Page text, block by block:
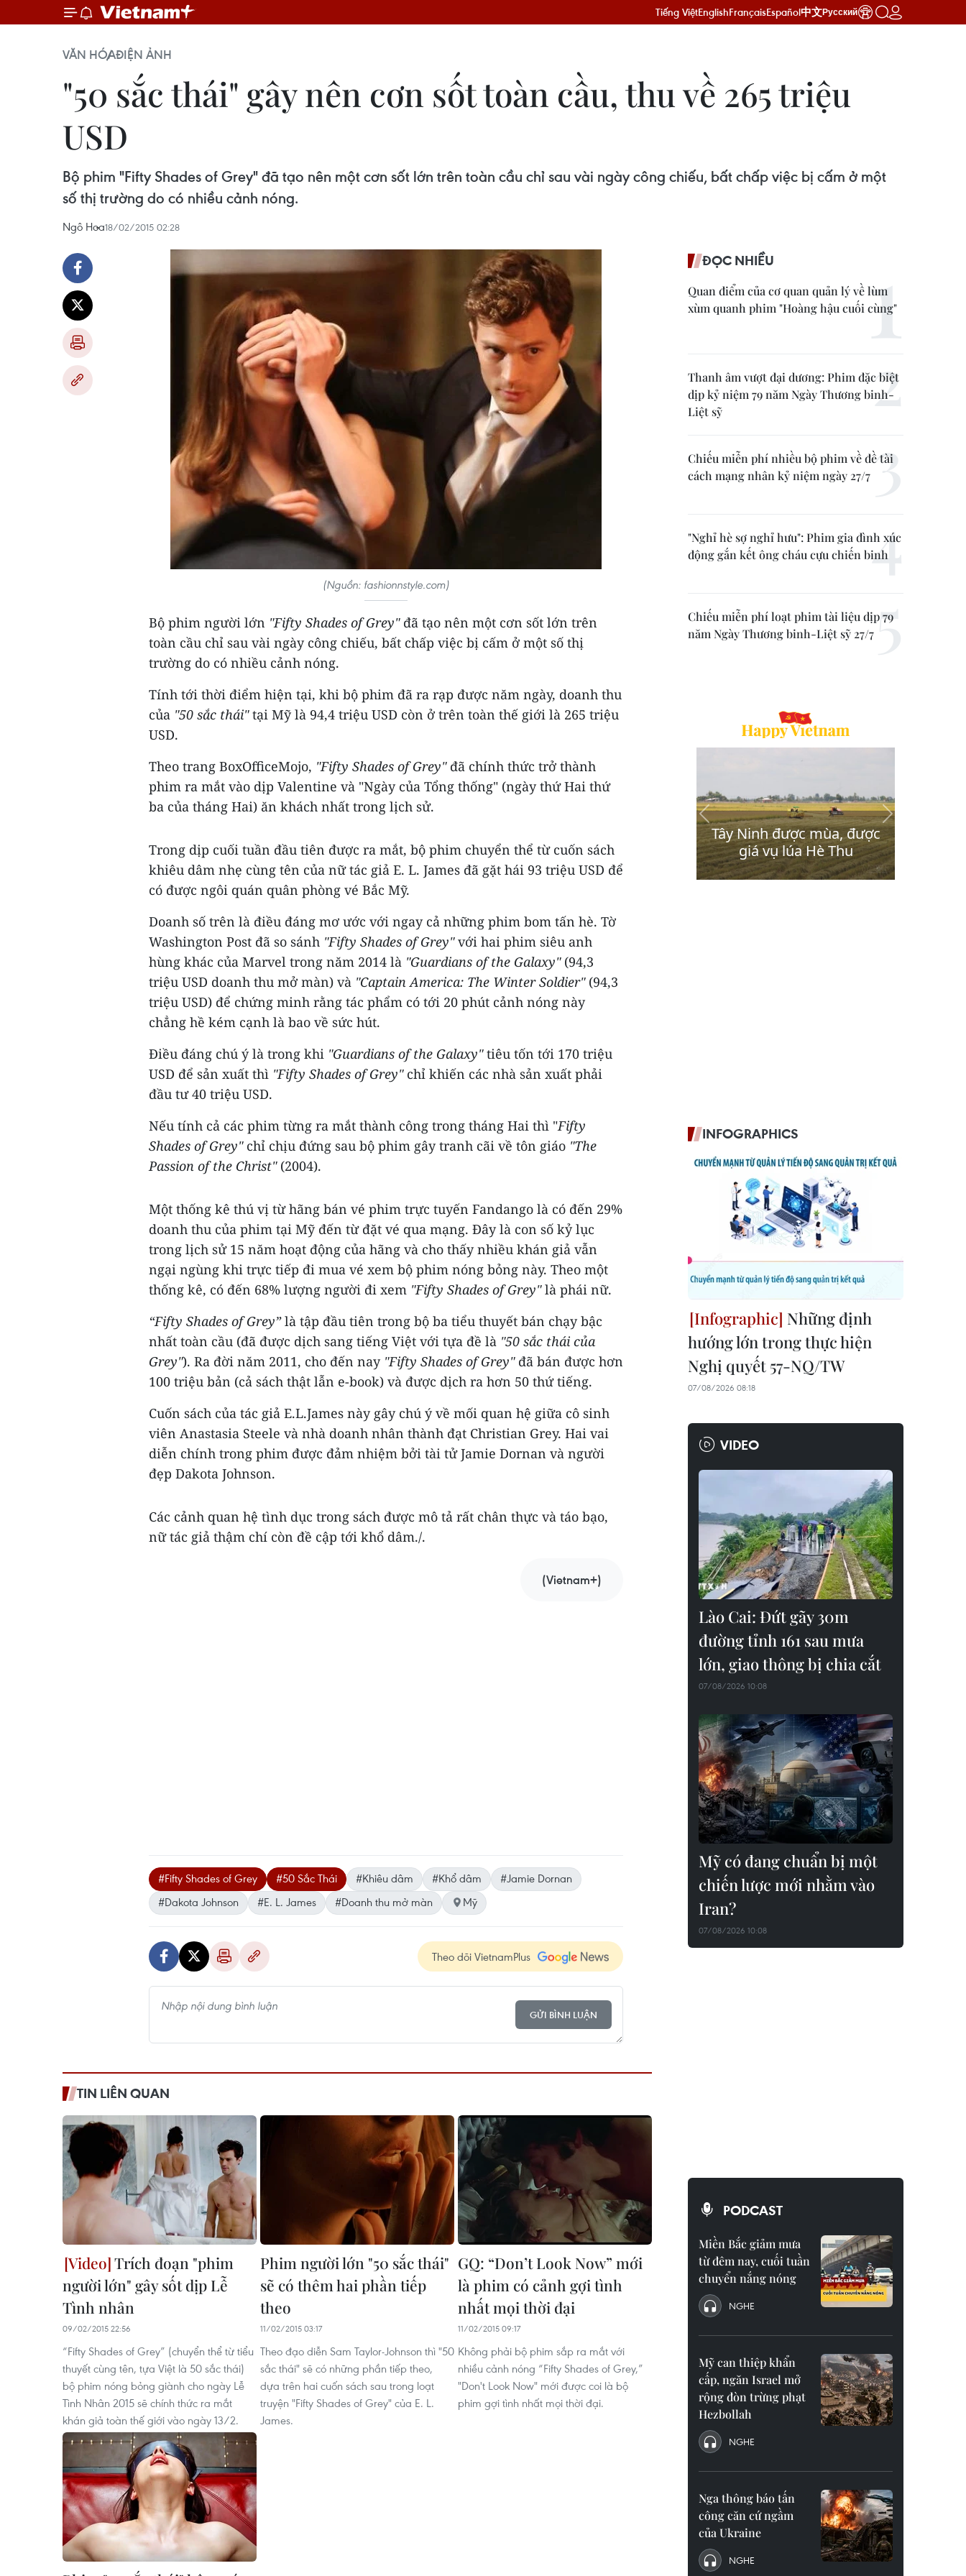
Tiếng ViệtEnglishFrançaisEspañol中文Русский
VĂN HÓAĐIỆN ẢNH
"50 sắc thái" gây nên cơn sốt toàn cầu, thu về 265 triệu
USD
Bộ phim "Fifty Shades of Grey" đã tạo nên một cơn sốt lớn trên toàn cầu chỉ sau vài ngày công chiếu, bất chấp việc bị cấm ở một
số thị trường do có nhiều cảnh nóng.
Ngô Hoa18/02/2015 02:28
(Nguồn: fashionnstyle.com)
Bộ phim người lớn "Fifty Shades of Grey"đã tạo nên một cơn sốt lớn trên
toàn cầu chỉ sau vài ngày công chiếu, bất chấp việc bị cấm ở một số thị
trường do có nhiều cảnh nóng.
Tính tới thời điểm hiện tại, khi bộ phim đã ra rạp được năm ngày, doanh thu
của "50 sắc thái"tại Mỹ là 94,4 triệu USD còn ở trên toàn thế giới là 265 triệu
USD.
Theo trang BoxOfficeMojo, "Fifty Shades of Grey"đã chính thức trở thành
phim ra mắt vào dịp Valentine và "Ngày của Tổng thống" (ngày thứ Hai thứ
ba của tháng Hai) ăn khách nhất trong lịch sử.
Trong dịp cuối tuần đầu tiên được ra mắt, bộ phim chuyển thể từ cuốn sách
khiêu dâm nhẹ cùng tên của nữ tác giả E. L. James đã gặt hái 93 triệu USD để
có được ngôi quán quân phòng vé Bắc Mỹ.
Doanh số trên là điều đáng mơ ước với ngay cả những phim bom tấn hè. Tờ
Washington Post đã so sánh "Fifty Shades of Grey"với hai phim siêu anh
hùng khác của Marvel trong năm 2014 là "Guardians of the Galaxy" (94,3
triệu USD doanh thu mở màn) và "Captain America: The Winter Soldier" (94,3
triệu USD) để chứng minh rằng tác phẩm có tới 20 phút cảnh nóng này
chẳng hề kém cạnh là bao về sức hút.
Điều đáng chú ý là trong khi "Guardians of the Galaxy"tiêu tốn tới 170 triệu
USD để sản xuất thì "Fifty Shades of Grey"chỉ khiến các nhà sản xuất phải
đầu tư 40 triệu USD.
Nếu tính cả các phim từng ra mắt thành công trong tháng Hai thì "Fifty
Shades of Grey" chỉ chịu đứng sau bộ phim gây tranh cãi về tôn giáo "The
Passion of the Christ" (2004).
Một thống kê thú vị từ hãng bán vé phim trực tuyến Fandango là có đến 29%
doanh thu của phim tại Mỹ đến từ đặt vé qua mạng. Đây là con số kỷ lục
trong lịch sử 15 năm hoạt động của hãng và cho thấy nhiều khán giả vẫn
ngại ngùng khi trực tiếp đi mua vé xem bộ phim nóng bỏng này. Theo một
thống kê, có đến 68% lượng người đi xem "Fifty Shades of Grey"là phái nữ.
“Fifty Shades of Grey”là tập đầu tiên trong bộ ba tiểu thuyết bán chạy bậc
nhất toàn cầu (đã được dịch sang tiếng Việt với tựa đề là "50 sắc thái của
Grey"). Ra đời năm 2011, cho đến nay "Fifty Shades of Grey" đã bán được hơn
100 triệu bản (cả sách thật lẫn e-book) và được dịch ra hơn 50 thứ tiếng.
Cuốn sách của tác giả E.L.James này gây chú ý về mối quan hệ giữa cô sinh
viên Anastasia Steele và nhà doanh nhân thành đạt Christian Grey. Hai vai
diễn chính trong phim được đảm nhiệm bởi tài tử Jamie Dornan và người
đẹp Dakota Johnson.
Các cảnh quan hệ tình dục trong sách được mô tả rất chân thực và táo bạo,
nữ tác giả thậm chí còn đề cập tới khổ dâm./.
(Vietnam+)
#Fifty Shades of Grey #50 Sắc Thái #Khiêu dâm #Khổ dâm
#Jamie Dornan
#Dakota Johnson
#E. L. James #Doanh thu mở màn Mỹ
Theo dõi VietnamPlus
GỬI BÌNH LUẬN
TIN LIÊN QUAN
Trích đoạn "phim
người lớn" gây sốt dịp Lễ
Tình nhân
09/02/2015 22:56
“Fifty Shades of Grey” (chuyển thể từ tiểu
thuyết cùng tên, tựa Việt là 50 sắc thái)
bộ phim nóng bỏng giành cho ngày Lễ
Tình Nhân 2015 sẽ chính thức ra mắt
khán giả toàn thế giới vào ngày 13/2.
Phim người lớn "50 sắc thái"
sẽ có thêm hai phần tiếp
theo
11/02/2015 03:17
Theo đạo diễn Sam Taylor-Johnson thì "50
sắc thái" sẽ có những phần tiếp theo,
dựa trên hai cuốn sách sau trong loạt
truyện "Fifty Shades of Grey" của E. L.
James.
GQ: “Don’t Look Now” mới
là phim có cảnh gợi tình
nhất mọi thời đại
11/02/2015 09:17
Không phải bộ phim sắp ra mắt với
nhiều cảnh nóng “Fifty Shades of Grey,”
"Don't Look Now" mới được coi là bộ
phim gợi tình nhất mọi thời đại.
ĐỌC NHIỀU
Quan điểm của cơ quan quản lý về lùm
xùm quanh phim "Hoàng hậu cuối cùng"
Thanh âm vượt đại dương: Phim đặc biệt
dịp kỷ niệm 79 năm Ngày Thương binh-
Liệt sỹ
Chiếu miễn phí nhiều bộ phim về đề tài
cách mạng nhân kỷ niệm ngày 27/7
"Nghỉ hè sợ nghỉ hưu": Phim gia đình xúc
động gắn kết ông cháu cựu chiến binh
Chiếu miễn phí loạt phim tài liệu dịp 79
năm Ngày Thương binh-Liệt sỹ 27/7
INFOGRAPHICS
Những định
hướng lớn trong thực hiện
Nghị quyết 57-NQ/TW
07/08/2026 08:18
VIDEO
Lào Cai: Đứt gãy 30m
đường tỉnh 161 sau mưa
lớn, giao thông bị chia cắt
07/08/2026 10:08
Mỹ có đang chuẩn bị một
chiến lược mới nhằm vào
Iran?
07/08/2026 10:08
PODCAST
Miền Bắc giảm mưa
từ đêm nay, cuối tuần
chuyển nắng nóng
NGHE
Mỹ can thiệp khẩn
cấp, ngăn Israel mở
rộng đòn trừng phạt
Hezbollah
NGHE
Nga thông báo tấn
công căn cứ ngầm
của Ukraine
NGHE